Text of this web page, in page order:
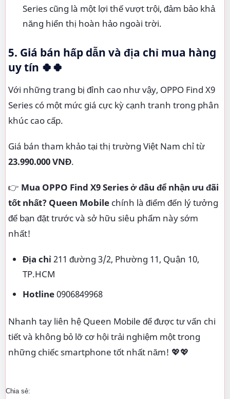
Series cũng là một lợi thế vượt trội, đảm bảo khả
năng hiển thị hoàn hảo ngoài trời.
5. Giá bán hấp dẫn và địa chỉ mua hàng
uy tín 🍀🍀
Với những trang bị đỉnh cao như vậy, OPPO Find X9
Series có một mức giá cực kỳ cạnh tranh trong phân
khúc cao cấp.
Giá bán tham khảo tại thị trường Việt Nam chỉ từ
23.990.000 VNĐ.
👉 Mua OPPO Find X9 Series ở đâu để nhận ưu đãi
tốt nhất? Queen Mobile chính là điểm đến lý tưởng
để bạn đặt trước và sở hữu siêu phẩm này sớm
nhất!
Địa chỉ211 đường 3/2, Phường 11, Quận 10,
TP.HCM
Hotline0906849968
Nhanh tay liên hệ Queen Mobile để được tư vấn chi
tiết và không bỏ lỡ cơ hội trải nghiệm một trong
những chiếc smartphone tốt nhất năm! 💖💖